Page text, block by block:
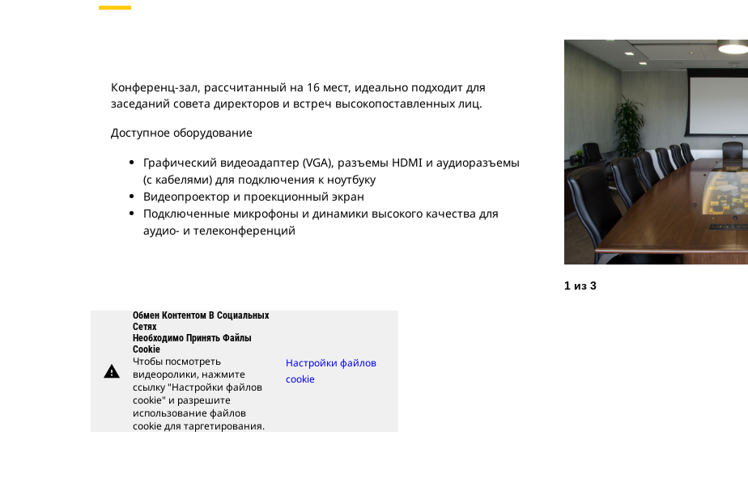
Конференц-зал, рассчитанный на 16 мест, идеально подходит для
заседаний совета директоров и встреч высокопоставленных лиц.
Доступное оборудование
Графический видеоадаптер (VGA), разъемы HDMI и аудиоразъемы
(с кабелями) для подключения к ноутбуку
Видеопроектор и проекционный экран
Подключенные микрофоны и динамики высокого качества для
аудио- и телеконференций
1 из 3
warning
Обмен Контентом В Социальных
Сетях
Необходимо Принять Файлы
Cookie
Чтобы посмотреть
видеоролики, нажмите
ссылку "Настройки файлов
cookie" и разрешите
использование файлов
cookie для таргетирования.
Настройки файлов
cookie